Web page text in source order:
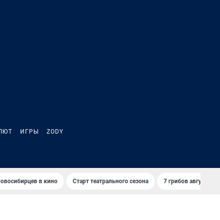
ИГРЫ ZODY
в кино Старт театрального сезона 7 грибов августа